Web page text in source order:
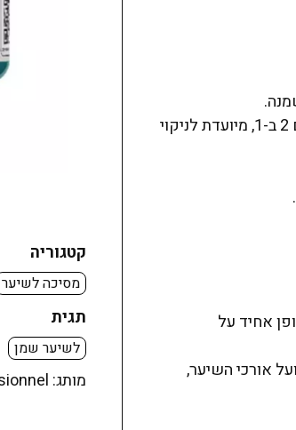
הפורמולה הרב-תכליתית של שמפו + מסכת חימר מקצועיים 2 ב-1, מיועדת לניקוי
אחיד על
אורכי השיער,
קטגוריה
מסיכה לשיער
תגית
לשיער שמן
מותג: